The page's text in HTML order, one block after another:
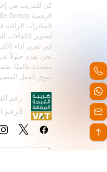
كن للتدريب هي
المبادرات
لتطوير الكفاءات
في تعزيز أداء
نحن نقدم حلولاً
معتمدة عالميًا،
سوق العمل
رقم السجل
الرقم